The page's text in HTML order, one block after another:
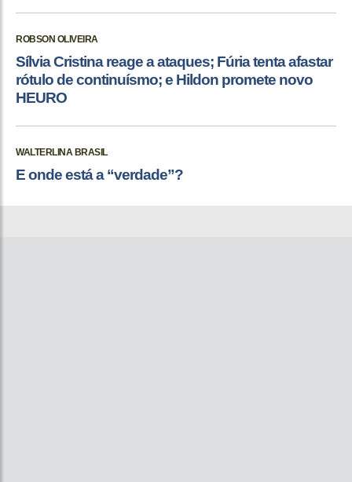
ROBSON OLIVEIRA
Sílvia Cristina reage a ataques; Fúria tenta afastar
rótulo de continuísmo; e Hildon promete novo
HEURO
WALTERLINA BRASIL
E onde está a “verdade”?